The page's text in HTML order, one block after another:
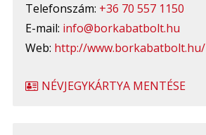
Telefonszám: +36 70 557 1150
E-mail: info@borkabatbolt.hu
Web: http://www.borkabatbolt.hu/
NÉVJEGYKÁRTYA MENTÉSE